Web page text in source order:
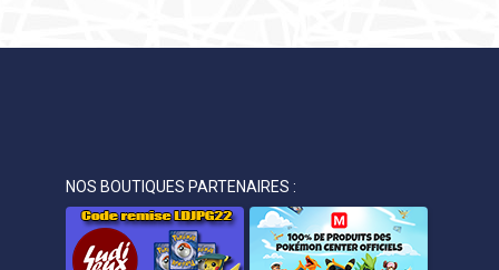
NOS BOUTIQUES PARTENAIRES :